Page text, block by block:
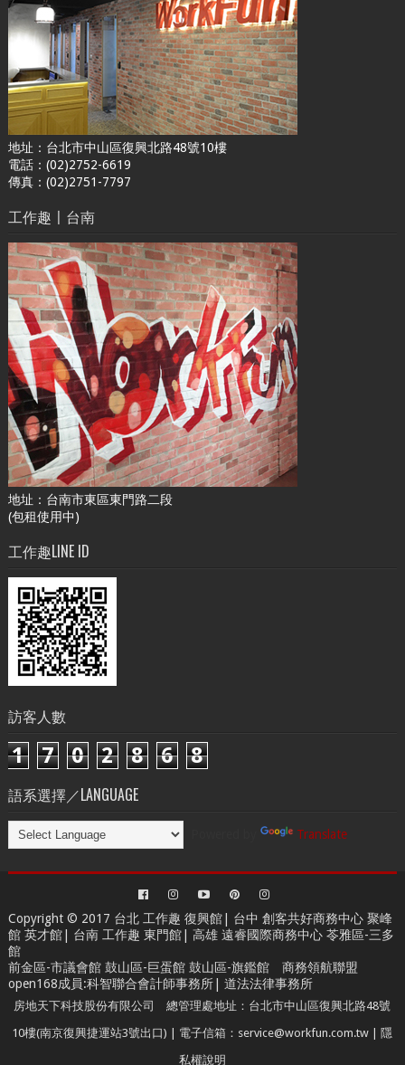
地址：台北市中山區復興北路48號10樓
電話：(02)2752-6619
傳真：(02)2751-7797
工作趣〡台南
地址：台南市東區東門路二段
(包租使用中)
工作趣LINE ID
訪客人數
1 7 0 2 8 6 8
語系選擇／LANGUAGE
Translate
Copyright © 2017 台北 工作趣 復興館| 台中 創客共好商務中心聚峰
館 英才館| 台南 工作趣 東門館| 高雄 遠睿國際商務中心苓雅區-三多
館
前金區-市議會館 鼓山區-巨蛋館 鼓山區-旗鑑館 商務領航聯盟
open168成員:科智聯合會計師事務所| 道法法律事務所
房地天下科技股份有限公司 總管理處地址：台北市中山區復興北路48號
10樓(南京復興捷運站3號出口) | 電子信箱：service@workfun.com.tw | 隱
私權說明